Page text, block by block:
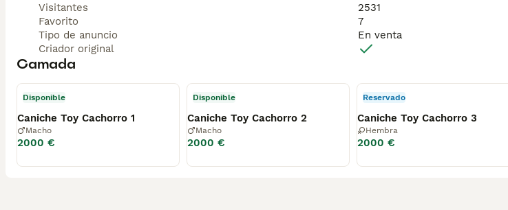
Visitantes
2531
Favorito
7
Tipo de anuncio
En venta
Criador original
Camada
Disponible
Caniche Toy Cachorro 1
Macho
2000 €
Disponible
Caniche Toy Cachorro 2
Macho
2000 €
Reservado
Caniche Toy Cachorro 3
Hembra
2000 €